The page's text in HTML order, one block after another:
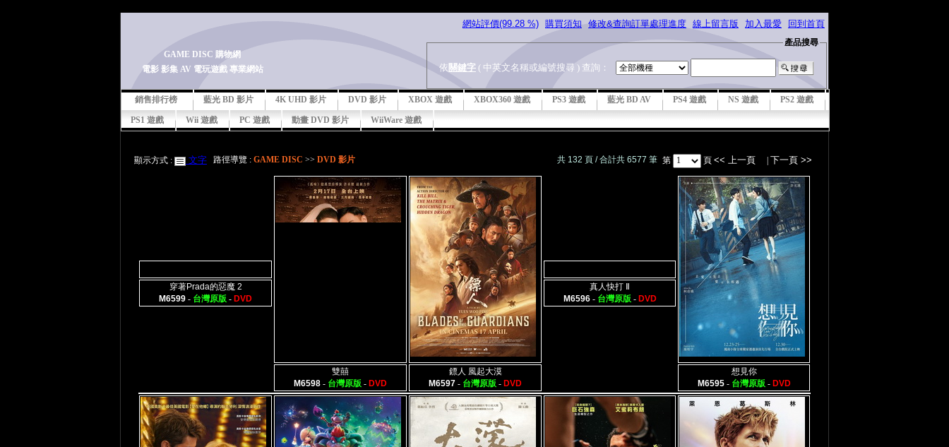
網站評價(99.28 %) 購買須知 修改&查詢訂單處理進度 線上留言版 加入最愛 回到首頁
GAME DISC 購物網
電影 影集 AV 電玩遊戲 專業網站
產品搜尋
依 關鍵字 ( 中英文名稱或編號搜尋 ) 查詢：
銷售排行榜 藍光 BD 影片 4K UHD 影片 DVD 影片 XBOX 遊戲 XBOX360 遊戲 PS3 遊戲 藍光 BD AV PS4 遊戲 NS 遊戲 PS2 遊戲
PS1 遊戲 Wii 遊戲 PC 遊戲 動畫 DVD 影片 WiiWare 遊戲
顯示方式 : 文字 路徑導覽 : GAME DISC >> DVD 影片 共 132 頁 / 合計共 6577 筆 第 頁 << 上一頁 下一頁 >>
穿著Prada的惡魔 2
M6599 - 台灣原版 - DVD
雙囍
M6598 - 台灣原版 - DVD
鏢人 風起大漠
M6597 - 台灣原版 - DVD
真人快打 Ⅱ
M6596- 台灣原版- DVD
想見你
M6595- 台灣原版- DVD